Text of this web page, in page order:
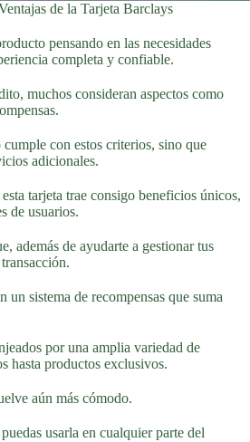
de la Tarjeta Barclays
pensando en las necesidades
completa y confiable.
muchos consideran aspectos como
con estos criterios, sino que
adicionales.
tarjeta trae consigo beneficios únicos,
de usuarios.
además de ayudarte a gestionar tus
un sistema de recompensas que suma
por una amplia variedad de
hasta productos exclusivos.
aún más cómodo.
usarla en cualquier parte del